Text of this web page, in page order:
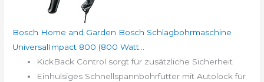
Bosch Home and Garden Bosch Schlagbohrmaschine
UniversalImpact 800 (800 Watt...
KickBack Control sorgt für zusätzliche Sicherheit
Einhülsiges Schnellspannbohrfutter mit Autolock für